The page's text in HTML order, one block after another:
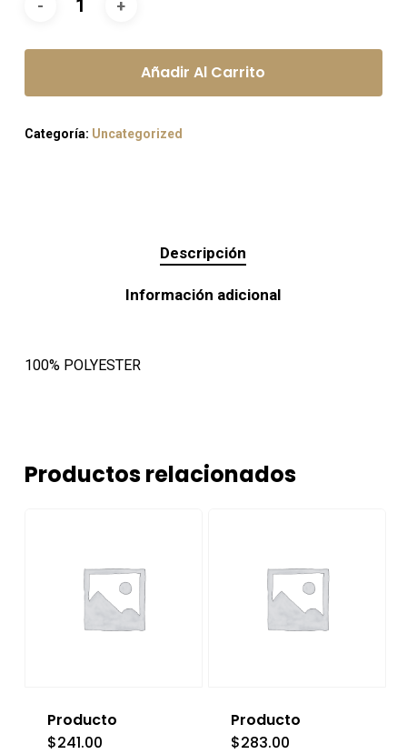
Añadir Al Carrito
Categoría: Uncategorized
Descripción
Información adicional
100% POLYESTER
Productos relacionados
Producto
$241.00
Producto
$283.00